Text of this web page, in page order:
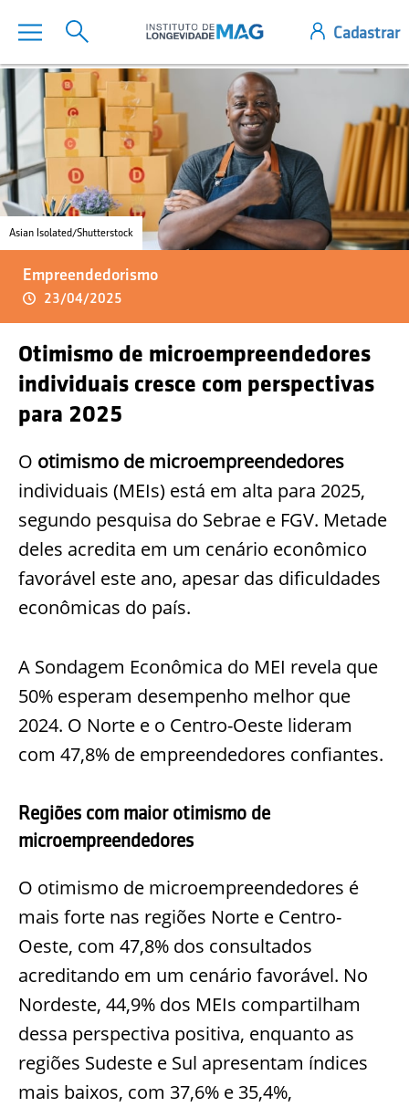
Asian Isolated/Shutterstock
Empreendedorismo
23/04/2025
Otimismo de microempreendedores
individuais cresce com perspectivas
para 2025
O otimismo de microempreendedores
individuais (MEIs) está em alta para 2025,
segundo pesquisa do Sebrae e FGV. Metade
deles acredita em um cenário econômico
favorável este ano, apesar das dificuldades
econômicas do país.
A Sondagem Econômica do MEI revela que
50% esperam desempenho melhor que
2024. O Norte e o Centro-Oeste lideram
com 47,8% de empreendedores confiantes.
Regiões com maior otimismo de
microempreendedores
O otimismo de microempreendedores é
mais forte nas regiões Norte e Centro-
Oeste, com 47,8% dos consultados
acreditando em um cenário favorável. No
Nordeste, 44,9% dos MEIs compartilham
dessa perspectiva positiva, enquanto as
regiões Sudeste e Sul apresentam índices
mais baixos, com 37,6% e 35,4%,